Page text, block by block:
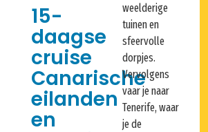
15-
daagse
cruise
Canarische
eilanden
en
weelderige
tuinen en
sfeervolle
dorpjes.
Vervolgens
vaar je naar
Tenerife, waar
je de